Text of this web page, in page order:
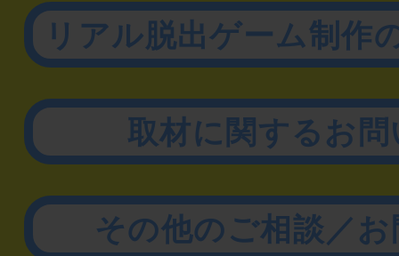
リアル脱出ゲーム制作
取材に関するお
その他のご相談／